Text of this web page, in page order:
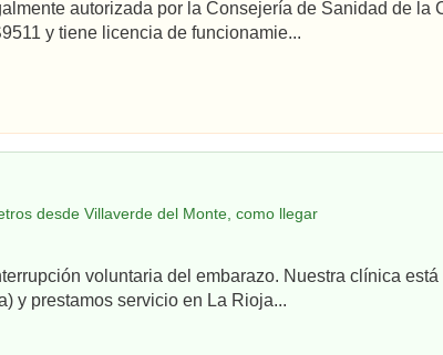
autorizada por la Consejería de Sanidad de la
y tiene licencia de funcionamie...
desde Villaverde del Monte, como llegar
voluntaria del embarazo. Nuestra clínica está
y prestamos servicio en La Rioja...